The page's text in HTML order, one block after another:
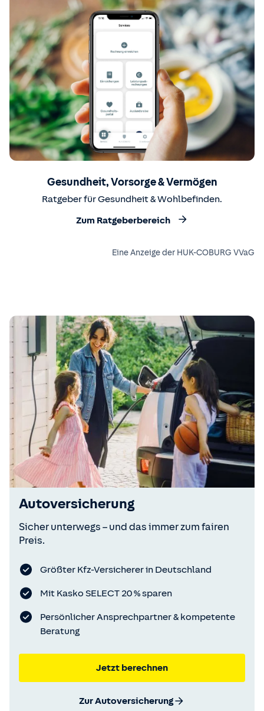
Gesundheit, Vorsorge & Vermögen
Ratgeber für Gesundheit & Wohlbefinden.
Zum Ratgeberbereich
Eine Anzeige der HUK-COBURG VVaG
Autoversicherung
Sicher unterwegs – und das immer zum fairen
Preis.
Größter Kfz-Versicherer in Deutschland
Mit Kasko SELECT 20 % sparen
Persönlicher Ansprechpartner & kompetente
Beratung
Jetzt berechnen
Zur Autoversicherung